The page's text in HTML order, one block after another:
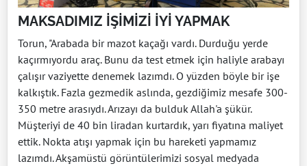
MAKSADIMIZ İŞİMİZİ İYİ YAPMAK
Torun, "Arabada bir mazot kaçağı vardı. Durduğu yerde
kaçırmıyordu araç. Bunu da test etmek için haliyle arabayı
çalışır vaziyette denemek lazımdı. O yüzden böyle bir işe
kalkıştık. Fazla gezmedik aslında, gezdiğimiz mesafe 300-
350 metre arasıydı. Arızayı da bulduk Allah'a şükür.
Müşteriyi de 40 bin liradan kurtardık, yarı fiyatına maliyet
ettik. Nokta atışı yapmak için bu hareketi yapmamız
lazımdı. Akşamüstü görüntülerimizi sosyal medyada